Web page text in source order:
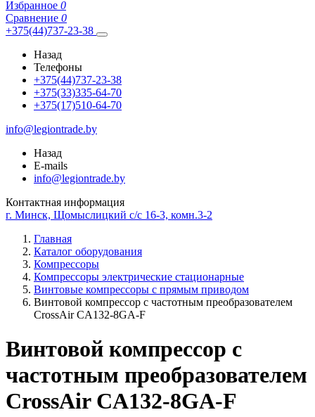
Избранное 0
Сравнение 0
+375(44)737-23-38
Назад
Телефоны
+375(44)737-23-38
+375(33)335-64-70
+375(17)510-64-70
info@legiontrade.by
Назад
E-mails
info@legiontrade.by
Контактная информация
г. Минск, Щомыслицкий с/с 16-3, комн.3-2
Главная
Каталог оборудования
Компрессоры
Компрессоры электрические стационарные
Винтовые компрессоры с прямым приводом
Винтовой компрессор с частотным преобразователем
CrossAir CA132-8GA-F
Винтовой компрессор с
частотным преобразователем
CrossAir CA132-8GA-F